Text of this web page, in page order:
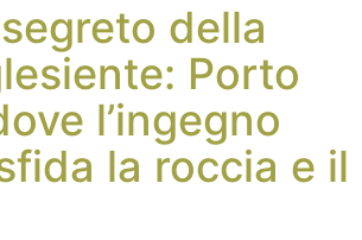
della
Porto
l’ingegno
la roccia e il